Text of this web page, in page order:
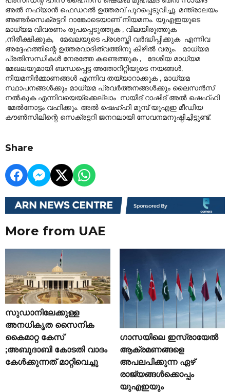
അൽ നഹ്യാൻ ഫെഡറൽ ഉത്തരവ് പുറപ്പെടുവിച്ചു. മന്ത്രാലയം
അണ്ടർസെക്രട്ടറി റാങ്കോടെയാണ് നിയമനം. യുഎഇയുടെ
മാധ്യമ വിവരണം രൂപപ്പെടുത്തുക , വിലയിരുത്തുക
,നിരീക്ഷിക്കുക, മേഖലയുടെ പ്രശസ്തി വർദ്ധിപ്പിക്കുക എന്നിവ
അദ്ദേഹത്തിന്റെ ഉത്തരവാദിത്വത്തിനു കീഴിൽ വരും. മാധ്യമ
പ്രതിസന്ധികൾ നേരത്തേ കണ്ടെത്തുക , ദേശീയ മാധ്യമ
മേഖലയുമായി ബന്ധപ്പെട്ട അതോറിറ്റിയുടെ നയങ്ങൾ,
നിയമനിർമ്മാണങ്ങൾ എന്നിവ തയ്യാറാക്കുക , മാധ്യമ
സ്ഥാപനങ്ങൾക്കും മാധ്യമ പ്രവർത്തനങ്ങൾക്കും ലൈസൻസ്
നൽകുക എന്നിവയെയ്‌ക്കെല്ലാം സയീദ് റാഷിദ് അൽ ഷെഹ്ഹി
മേൽനോട്ടം വഹിക്കും. അൽ ഷെഹ്ഹി മുമ്പ് യുഎഇ മീഡിയ
കൗൺസിലിന്റെ സെക്രട്ടറി ജനറലായി സേവനമനുഷ്ഠിച്ചിട്ടുണ്ട്.
Share
More from UAE
സുഡാനിലേക്കുള്ള
അനധികൃത സൈനിക
കൈമാറ്റ കേസ്
;അബുദാബി കോടതി വാദം
കേൾക്കുന്നത് മാറ്റിവെച്ചു
ഗാസയിലെ ഇസ്രായേൽ
ആക്രമണങ്ങളെ
അപലപിക്കുന്ന ഏഴ്
രാജ്യങ്ങൾക്കൊപ്പം
യുഎഇയും